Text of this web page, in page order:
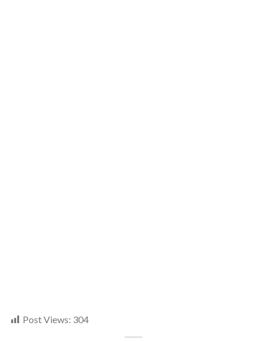
Post Views: 304